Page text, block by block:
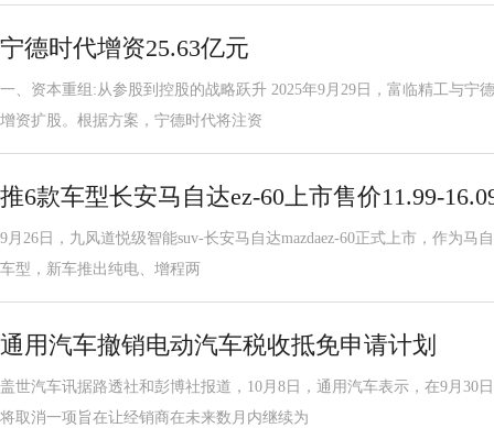
宁德时代增资25.63亿元
一、资本重组:从参股到控股的战略跃升 2025年9月29日，富临精工与宁
增资扩股。根据方案，宁德时代将注资
推6款车型长安马自达ez-60上市售价11.99-
9月26日，九风道悦级智能suv-长安马自达mazdaez-60正式上市，作为马
车型，新车推出纯电、增程两
通用汽车撤销电动汽车税收抵免申请计划
盖世汽车讯据路透社和彭博社报道，10月8日，通用汽车表示，在9月30
将取消一项旨在让经销商在未来数月内继续为